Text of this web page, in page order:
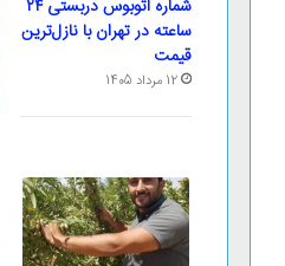
شماره اتوبوس دربستی ۲۴
ساعته در تهران با نازل‌ترین
قیمت
12 مرداد 1405